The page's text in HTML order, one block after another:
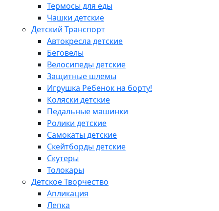
Термосы для еды
Чашки детские
Детский Транспорт
Автокресла детские
Беговелы
Велосипеды детские
Защитные шлемы
Игрушка Ребенок на борту!
Коляски детские
Педальные машинки
Ролики детские
Самокаты детские
Скейтборды детские
Скутеры
Толокары
Детское Творчество
Апликация
Лепка